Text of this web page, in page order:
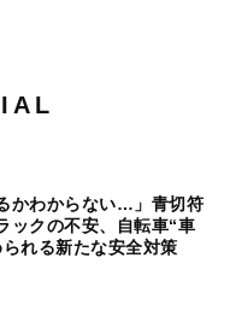
かわからない…」青切符
ックの不安、自転車“車
れる新たな安全対策